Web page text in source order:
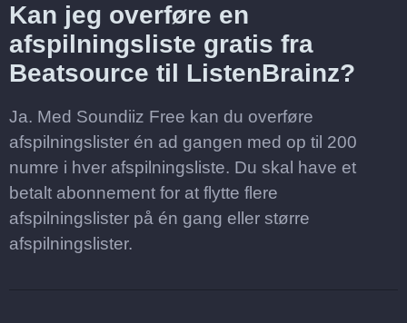
Kan jeg overføre en
afspilningsliste gratis fra
Beatsource til ListenBrainz?
Ja. Med Soundiiz Free kan du overføre
afspilningslister én ad gangen med op til 200
numre i hver afspilningsliste. Du skal have et
betalt abonnement for at flytte flere
afspilningslister på én gang eller større
afspilningslister.